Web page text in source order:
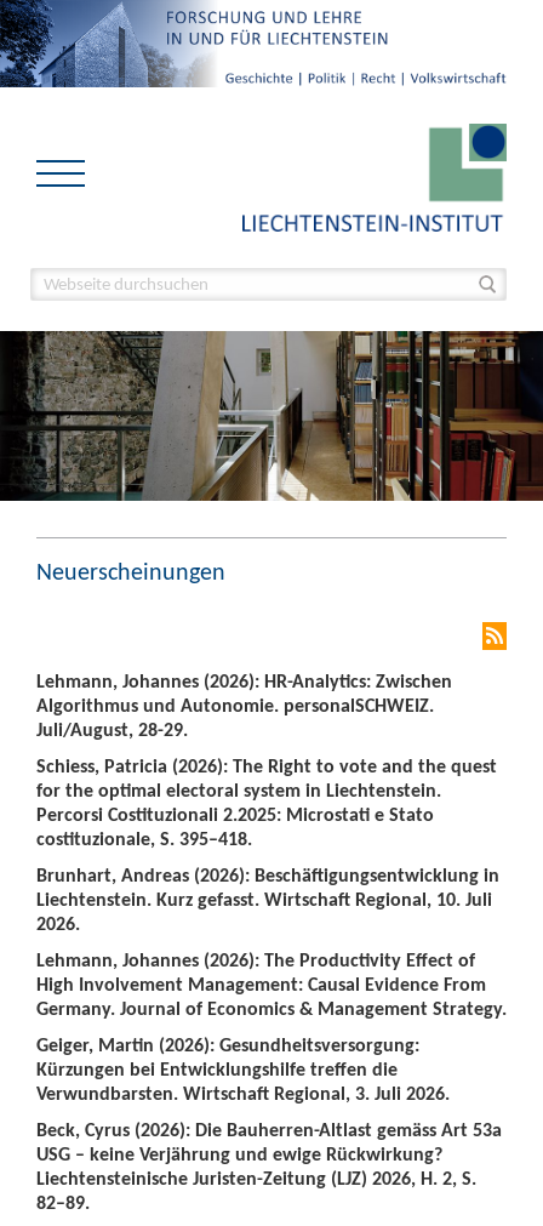
Neuerscheinungen
Lehmann, Johannes (2026): HR-Analytics: Zwischen
Algorithmus und Autonomie. personalSCHWEIZ.
Juli/August, 28-29.
Schiess, Patricia (2026): The Right to vote and the quest
for the optimal electoral system in Liechtenstein.
Percorsi Costituzionali 2.2025: Microstati e Stato
costituzionale, S. 395–418.
Brunhart, Andreas (2026): Beschäftigungsentwicklung in
Liechtenstein. Kurz gefasst. Wirtschaft Regional, 10. Juli
2026.
Lehmann, Johannes (2026): The Productivity Effect of
High Involvement Management: Causal Evidence From
Germany. Journal of Economics & Management Strategy.
Geiger, Martin (2026): Gesundheitsversorgung:
Kürzungen bei Entwicklungshilfe treffen die
Verwundbarsten. Wirtschaft Regional, 3. Juli 2026.
Beck, Cyrus (2026): Die Bauherren-Altlast gemäss Art 53a
USG – keine Verjährung und ewige Rückwirkung?
Liechtensteinische Juristen-Zeitung (LJZ) 2026, H. 2, S.
82–89.